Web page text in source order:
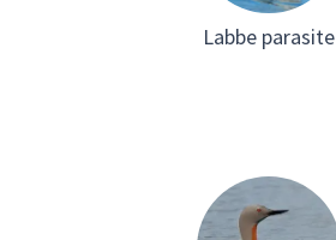
Labbe parasite